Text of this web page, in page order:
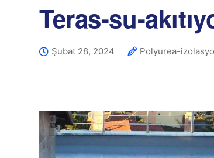
Teras-su-
Şubat 28, 2024 Polyurea-